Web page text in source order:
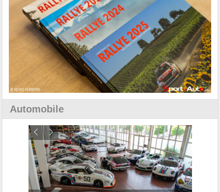
Automobile